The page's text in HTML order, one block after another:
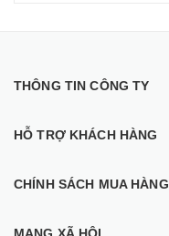
THÔNG TIN CÔNG TY
HỖ TRỢ KHÁCH HÀNG
CHÍNH SÁCH MUA HÀNG